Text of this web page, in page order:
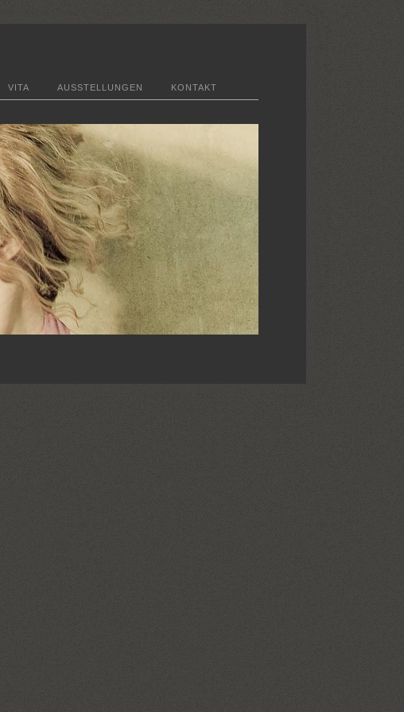
VITA AUSSTELLUNGEN KONTAKT